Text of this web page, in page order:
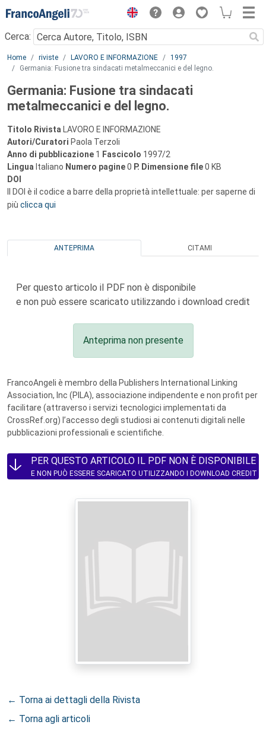
Menu
Cerca:
Main content
Home riviste LAVORO E INFORMAZIONE
1997
Germania: Fusione tra sindacati metalmeccanici e del legno.
Germania: Fusione tra sindacati
metalmeccanici e del legno.
Titolo Rivista LAVORO E INFORMAZIONE
Autori/Curatori Paola Terzoli
Anno di pubblicazione 1 Fascicolo 1997/2
Lingua Italiano Numero pagine0 P. Dimensione file0 KB
DOI
Il DOI è il codice a barre della proprietà intellettuale: per saperne di
più clicca qui
ANTEPRIMA CITAMI
Per questo articolo il PDF non è disponibile
e non può essere scaricato utilizzando i download credit
Anteprima non presente
FrancoAngeli è membro della Publishers International Linking
Association, Inc (PILA), associazione indipendente e non profit per
facilitare (attraverso i servizi tecnologici implementati da
CrossRef.org) l’accesso degli studiosi ai contenuti digitali nelle
pubblicazioni professionali e scientifiche.
PER QUESTO ARTICOLO IL PDF NON È DISPONIBILE
E NON PUÒ ESSERE SCARICATO UTILIZZANDO I DOWNLOAD CREDIT
← Torna ai dettagli della Rivista
← Torna agli articoli